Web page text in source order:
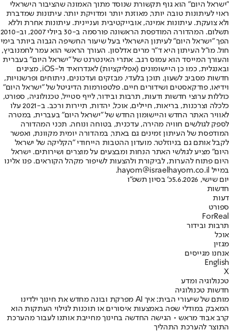
"ישראל היום" הוא גוף תקשורת שנוסד מתוך האמונה שהציבור הישראלי
ראוי לעיתונות טובה יותר, מאוזנת יותר ומדויקת יותר. עיתונות שמדברת
ולא צועקת. עיתונות אמינה, אובייקטיבית ועניינית. עיתונות אחרת וללא
תשלום. המהדורה המודפסת הראשונה פורסמה ב-30 ביולי 2007, וב-2010
הפך "ישראל היום" לעיתון הישראלי בעל שיעור החשיפה הגבוה ביותר בימי
חול. מו"ל העיתון היא ד"ר מרים אדלסון. העורך הראשי הוא עמר לחמנוביץ,
והעורך המייסד הוא עמוס רגב. אתרי האינטרנט של "ישראל היום" בעברית
ובאנגלית, כמו כן היישומונים (אפליקציות) לאנדרואיד ול-iOS, מציגים
חדשות מסביב לשעון, תוכן בלעדי, מבזקים ועדכונים, ניתוחים ופרשנויות,
וידיאו, פודקאסטים ושידורים חיים. פלטפורמות הדיגיטל של "ישראל היום"
כוללות ערוצי חדשות ודעות, תרבות ובידור, לייף סטייל, טכנולוגיה, ספורט,
כלכלה וצרכנות, בריאות, חיילים, אוכל, יהדות, תיירות ורכב. ב-2021 עלו
לאוויר האתר החדש והיישומון החדש של "ישראל היום" בעברית, במטרה
לספק לגולשים חוויה מהירה, עדכנית, בטוחה ונוחה. תכני המהדורה
המודפסת של העיתון זמינים גם באתר, במהדורה יומית מקוונת, ואפשר
לקבל אותם גם בניוזלטר. מועדון ההטבות הייחודי "הקליקה של ישראל
היום" מציע לגולשי האתר הנחות ומבצעים על מוצרים ושירותים. ישראל
היום פתוח להערות, לביקורת ולהצעות לשיפור מקהל הקוראים. פנו אלינו
במייל hayom@israelhayom.co.il.
יום שישי, 5.6.2026
כ' בסיון תשפ"ו
חדשות
דעות
ספורט
ForReal
תרבות ובידור
אוכל
מגזין
אנחנו מגייסים
English
X
טכנולוגיה ומדע
חדשות טכנולוגיה
מותם של שיעורי הבית: איך AI מפרקת ובונה מחדש את חינוך ילדינו
המאבק במודלי שפה באמצעות איסורים או תוכנות לגילוי העתקות הוא
קרב אבוד מראש • הגישה החדשה בחינוך מחייבת אותנו לעבור מהערכת
התוצר להערכת התהליך